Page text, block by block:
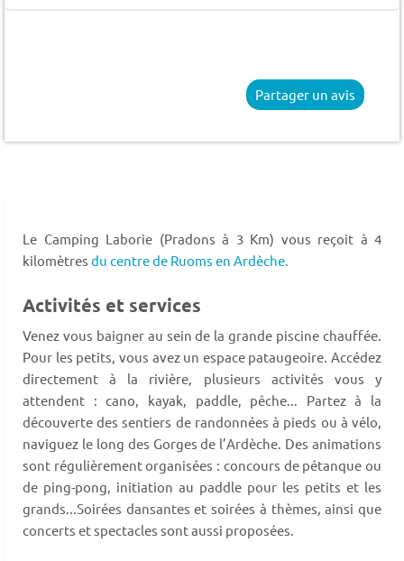
Partager un avis
Le Camping Laborie (Pradons à 3 Km) vous reçoit à 4
kilomètres du centre de Ruoms en Ardèche.
Activités et services
Venez vous baigner au sein de la grande piscine chauffée.
Pour les petits, vous avez un espace pataugeoire. Accédez
directement à la rivière, plusieurs activités vous y
attendent : cano, kayak, paddle, pêche... Partez à la
découverte des sentiers de randonnées à pieds ou à vélo,
naviguez le long des Gorges de l’Ardèche. Des animations
sont régulièrement organisées : concours de pétanque ou
de ping-pong, initiation au paddle pour les petits et les
grands...Soirées dansantes et soirées à thèmes, ainsi que
concerts et spectacles sont aussi proposées.